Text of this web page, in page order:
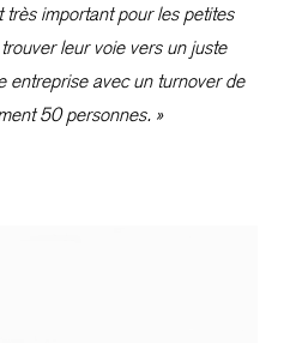
très important pour les petites
leur voie vers un juste
entreprise avec un turnover de
50 personnes. »